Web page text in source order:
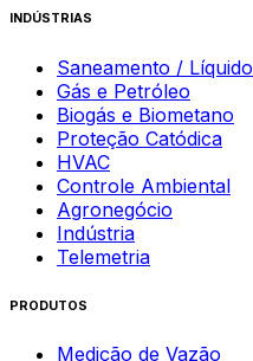
INDÚSTRIAS
Saneamento / Líquido
Gás e Petróleo
Biogás e Biometano
Proteção Catódica
HVAC
Controle Ambiental
Agronegócio
Indústria
Telemetria
PRODUTOS
Medição de Vazão